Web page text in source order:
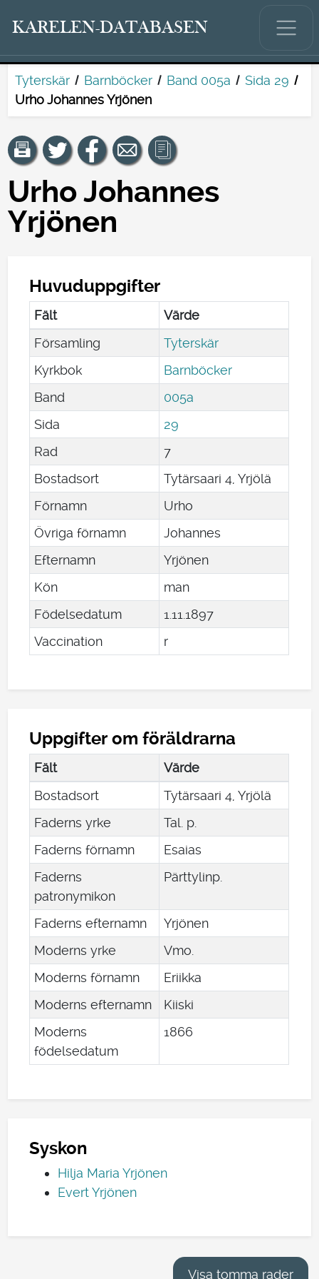
KARELEN-DATABASEN
Tyterskär Barnböcker Band 005a
Sida 29
Urho Johannes Yrjönen
Urho Johannes
Yrjönen
Huvuduppgifter
Fält
Värde
Församling
Tyterskär
Kyrkbok
Barnböcker
Band
005a
Sida
29
Rad
7
Bostadsort
Tytärsaari 4, Yrjölä
Förnamn
Urho
Övriga förnamn
Johannes
Efternamn
Yrjönen
Kön
man
Födelsedatum
1 11 1897
Vaccination
r
Uppgifter om föräldrarna
Fält
Värde
Bostadsort
Tytärsaari 4, Yrjölä
Faderns yrke
Tal. p.
Faderns förnamn
Esaias
Faderns
patronymikon
Pärttylinp.
Faderns efternamn
Yrjönen
Moderns yrke
Vmo.
Moderns förnamn
Eriikka
Moderns efternamn
Kiiski
Moderns
födelsedatum
1866
Syskon
Hilja Maria Yrjönen
Evert Yrjönen
Visa tomma rader